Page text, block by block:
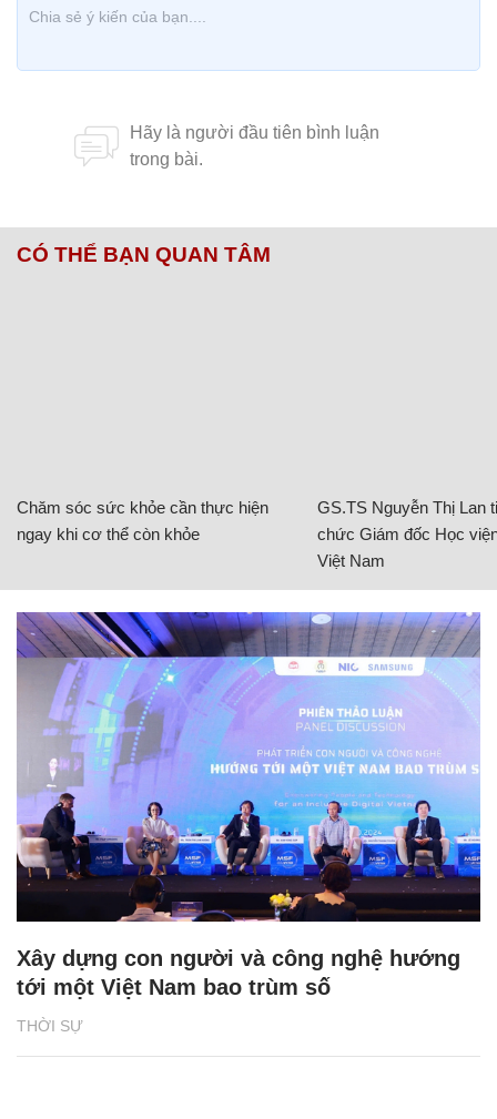
CÓ THỂ BẠN QUAN TÂM
Chăm sóc sức khỏe cần thực hiện
ngay khi cơ thể còn khỏe
GS.TS Nguyễn Thị Lan
chức Giám đốc Học
Việt Nam
THỜI SỰ
Xây dựng con người và công nghệ hướng
tới một Việt Nam bao trùm số